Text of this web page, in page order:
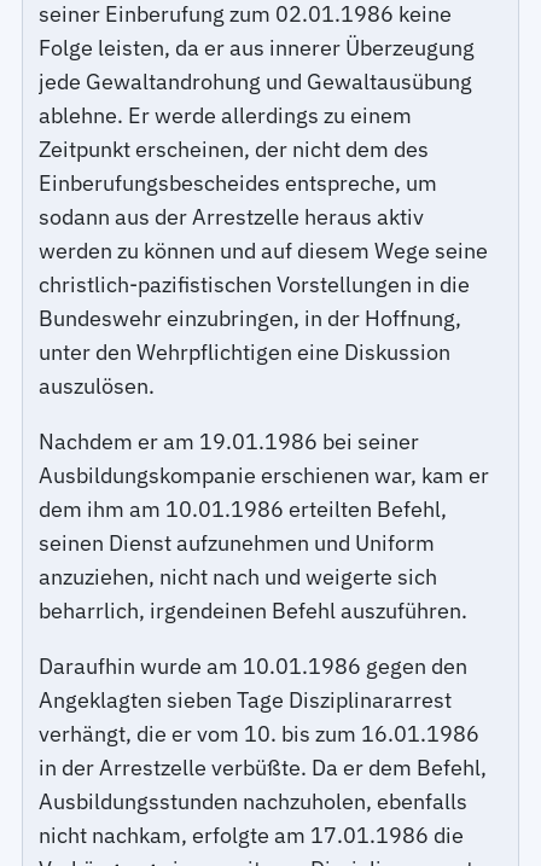
seiner Einberufung zum 02.01.1986 keine
Folge leisten, da er aus innerer Überzeugung
jede Gewaltandrohung und Gewaltausübung
ablehne. Er werde allerdings zu einem
Zeitpunkt erscheinen, der nicht dem des
Einberufungsbescheides entspreche, um
sodann aus der Arrestzelle heraus aktiv
werden zu können und auf diesem Wege seine
christlich-pazifistischen Vorstellungen in die
Bundeswehr einzubringen, in der Hoffnung,
unter den Wehrpflichtigen eine Diskussion
auszulösen.
Nachdem er am 19.01.1986 bei seiner
Ausbildungskompanie erschienen war, kam er
dem ihm am 10.01.1986 erteilten Befehl,
seinen Dienst aufzunehmen und Uniform
anzuziehen, nicht nach und weigerte sich
beharrlich, irgendeinen Befehl auszuführen.
Daraufhin wurde am 10.01.1986 gegen den
Angeklagten sieben Tage Disziplinararrest
verhängt, die er vom 10. bis zum 16.01.1986
in der Arrestzelle verbüßte. Da er dem Befehl,
Ausbildungsstunden nachzuholen, ebenfalls
nicht nachkam, erfolgte am 17.01.1986 die